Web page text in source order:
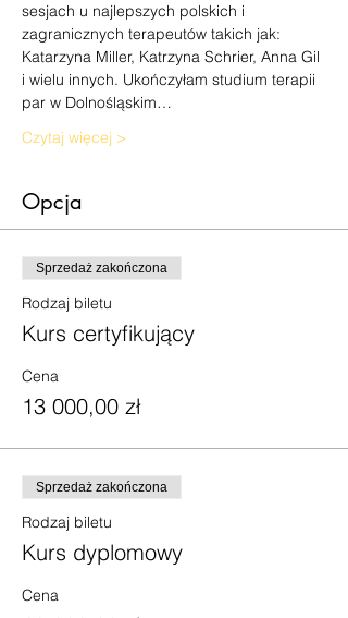
sesjach u najlepszych polskich i
zagranicznych terapeutów takich jak:
Katarzyna Miller, Katrzyna Schrier, Anna Gil
i wielu innych. Ukończyłam studium terapii
par w Dolnośląskim…
Czytaj więcej >
Opcja
Sprzedaż zakończona
Rodzaj biletu
Kurs certyfikujący
Cena
13 000,00 zł
Sprzedaż zakończona
Rodzaj biletu
Kurs dyplomowy
Cena